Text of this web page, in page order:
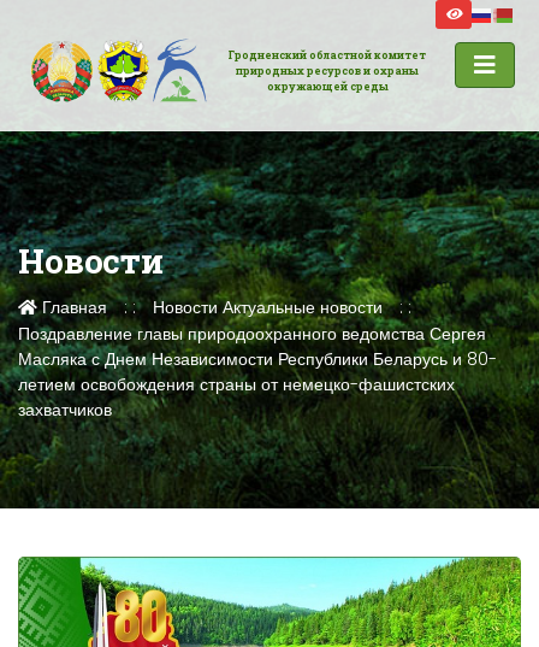
Гродненский областной комитет
природных ресурсов и охраны
окружающей среды
Новости
Главная Новости Актуальные новости
Поздравление главы природоохранного ведомства Сергея
Масляка с Днем Независимости Республики Беларусь и 80-
летием освобождения страны от немецко-фашистских
захватчиков